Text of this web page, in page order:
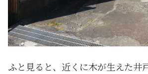
ふと見ると、近くに木が生えた井